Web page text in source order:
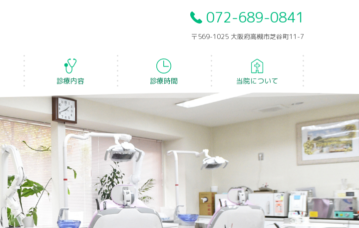
072-689-0841
〒569-1025 大阪府高槻市芝谷町11-7
診療内容 診療時間 当院について